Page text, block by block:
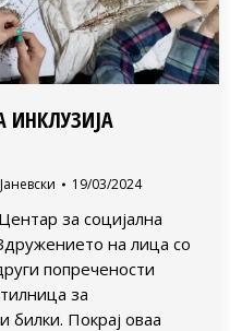
ИНКЛУЗИЈА
19/03/2024
за социјална
на лица со
попречености
за
билки. Покрај оваа